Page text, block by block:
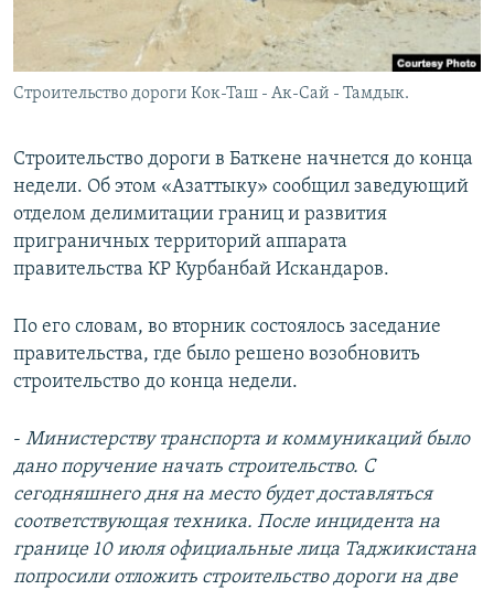
Строительство дороги Кок-Таш - Ак-Сай - Тамдык.
Строительство дороги в Баткене начнется до конца
недели. Об этом «Азаттыку» сообщил заведующий
отделом делимитации границ и развития
приграничных территорий аппарата
правительства КР Курбанбай Искандаров.
По его словам, во вторник состоялось заседание
правительства, где было решено возобновить
строительство до конца недели.
- Министерству транспорта и коммуникаций было
дано поручение начать строительство. С
сегодняшнего дня на место будет доставляться
соответствующая техника. После инцидента на
границе 10 июля официальные лица Таджикистана
попросили отложить строительство дороги на две